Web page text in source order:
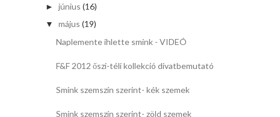
► június (16)
▼ május (19)
Naplemente ihlette smink - VIDEÓ
F&F 2012 őszi-téli kollekció divatbemutató
Smink szemszín szerint- kék szemek
Smink szemszín szerint- zöld szemek